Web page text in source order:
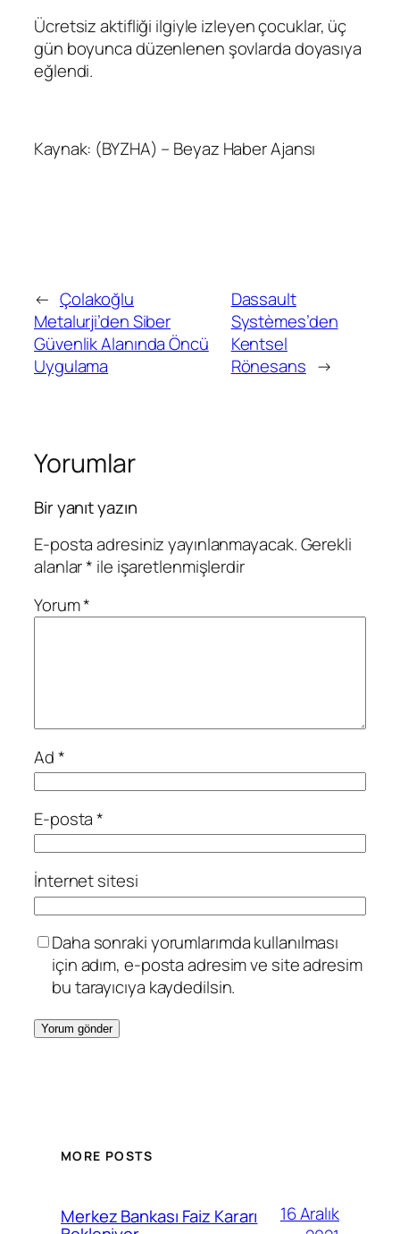
Ücretsiz aktifliği ilgiyle izleyen çocuklar, üç
gün boyunca düzenlenen şovlarda doyasıya
eğlendi.
Kaynak: (BYZHA) – Beyaz Haber Ajansı
← Çolakoğlu
Metalurji’den Siber
Güvenlik Alanında Öncü
Uygulama
Dassault
Systèmes’den
Kentsel
Rönesans →
Yorumlar
Bir yanıt yazın
E-posta adresiniz yayınlanmayacak.Gerekli
alanlar* ile işaretlenmişlerdir
Yorum*
Ad*
E-posta*
İnternet sitesi
Daha sonraki yorumlarımda kullanılması
için adım, e-posta adresim ve site adresim
bu tarayıcıya kaydedilsin.
MORE POSTS
Merkez Bankası Faiz Kararı
16 Aralık